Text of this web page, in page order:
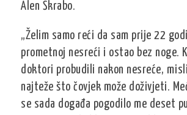
Alen Škrabo.
„Želim samo reći da sam prije 22
prometnoj nesreći i ostao bez noge.
doktori probudili nakon nesreće,
najteže što čovjek može doživjeti.
se sada događa pogodilo me deset